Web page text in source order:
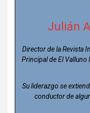
Julián
Director de la Revista
Principal de El Valluno
Su liderazgo se
conductor de